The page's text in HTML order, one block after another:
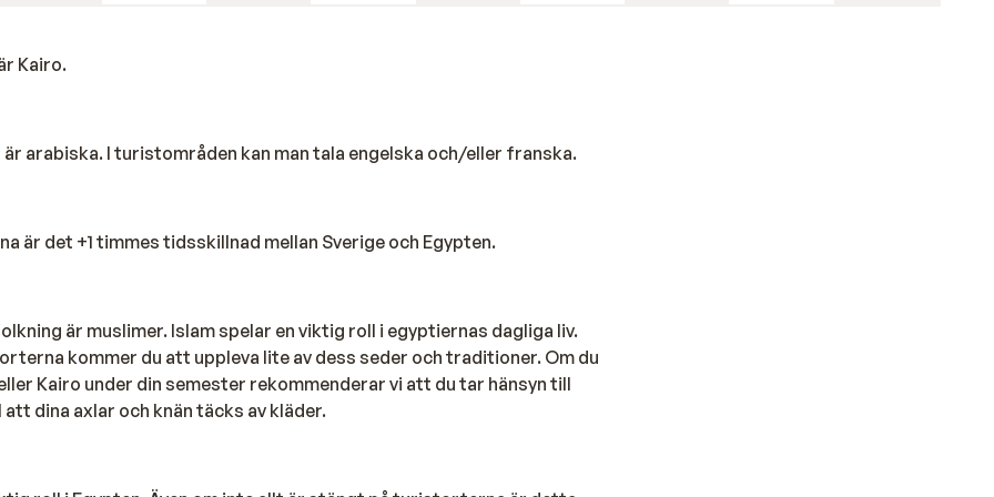
det karga ökenlandskapet med fyrhjuling eller kamel. Under
väntar en buffémiddag, följt av en traditionell egyptisk
är hamnbyn Port Ghalib ett utmärkt utflyktsmål. Orten
längs hamnens båtar till mysiga terrasser och trevliga
(vattenpipa). Denna traditionella sedvänja, som främst
detalj är det stora utbudet av smaker – här finns allt från
Kairo.
arabiska. I turistområden kan man tala engelska och/eller franska.
är det +1 timmes tidsskillnad mellan Sverige och Egypten.
är muslimer. Islam spelar en viktig roll i egyptiernas dagliga liv.
kommer du att uppleva lite av dess seder och traditioner. Om du
Kairo under din semester rekommenderar vi att du tar hänsyn till
dina axlar och knän täcks av kläder.